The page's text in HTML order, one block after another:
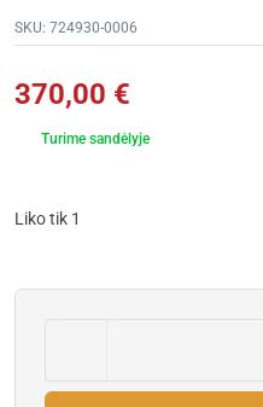
SKU: 724930-0006
370,00 €
Turime sandėlyje
Liko tik 1